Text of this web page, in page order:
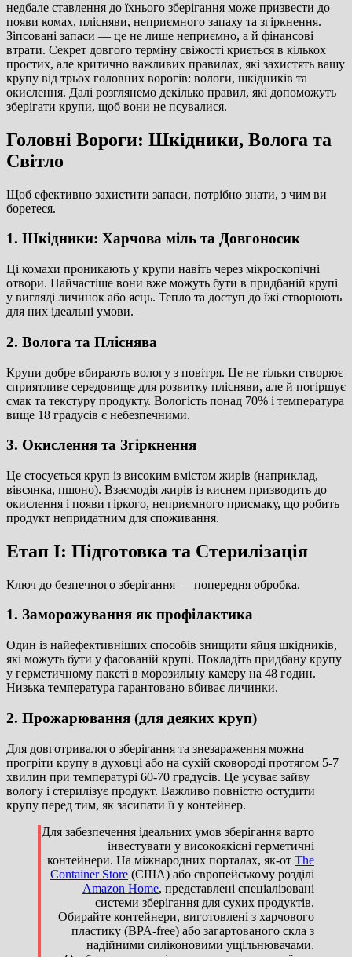
недбале ставлення до їхнього зберігання може призвести до
появи комах, плісняви, неприємного запаху та згіркнення.
Зіпсовані запаси — це не лише неприємно, а й фінансові
втрати. Секрет довгого терміну свіжості криється в кількох
простих, але критично важливих правилах, які захистять вашу
крупу від трьох головних ворогів: вологи, шкідників та
окислення. Далі розглянемо декілько правил, які допоможуть
зберігати крупи, щоб вони не псувалися.
Головні Вороги: Шкідники, Волога та
Світло
Щоб ефективно захистити запаси, потрібно знати, з чим ви
боретеся.
1. Шкідники: Харчова міль та Довгоносик
Ці комахи проникають у крупи навіть через мікроскопічні
отвори. Найчастіше вони вже можуть бути в придбаній крупі
у вигляді личинок або яєць. Тепло та доступ до їжі створюють
для них ідеальні умови.
2. Волога та Пліснява
Крупи добре вбирають вологу з повітря. Це не тільки створює
сприятливе середовище для розвитку плісняви, але й погіршує
смак та текстуру продукту. Вологість понад 70% і температура
вище 18 градусів є небезпечними.
3. Окислення та Згіркнення
Це стосується круп із високим вмістом жирів (наприклад,
вівсянка, пшоно). Взаємодія жирів із киснем призводить до
окислення і появи гіркого, неприємного присмаку, що робить
продукт непридатним для споживання.
Етап I: Підготовка та Стерилізація
Ключ до безпечного зберігання — попередня обробка.
1. Заморожування як профілактика
Один із найефективніших способів знищити яйця шкідників,
які можуть бути у фасованій крупі. Покладіть придбану крупу
у герметичному пакеті в морозильну камеру на 48 годин.
Низька температура гарантовано вбиває личинки.
2. Прожарювання (для деяких круп)
Для довготривалого зберігання та знезараження можна
прогріти крупу в духовці або на сухій сковороді протягом 5-7
хвилин при температурі 60-70 градусів. Це усуває зайву
вологу і стерилізує продукт. Важливо повністю остудити
крупу перед тим, як засипати її у контейнер.
Для забезпечення ідеальних умов зберігання варто
інвестувати у високоякісні герметичні
контейнери. На міжнародних порталах, як-от The
Container Store (США) або європейському розділі
Amazon Home, представлені спеціалізовані
системи зберігання для сухих продуктів.
Обирайте контейнери, виготовлені з харчового
пластику (BPA-free) або загартованого скла з
надійними силіконовими ущільнювачами.